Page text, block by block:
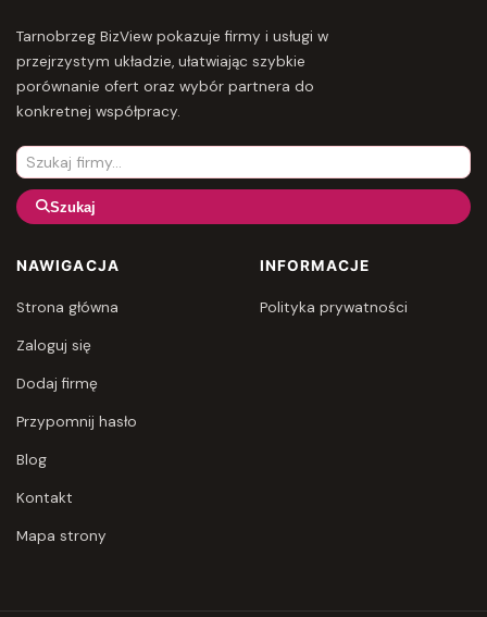
Tarnobrzeg BizView pokazuje firmy i usługi w
przejrzystym układzie, ułatwiając szybkie
porównanie ofert oraz wybór partnera do
konkretnej współpracy.
Szukaj
NAWIGACJA
Strona główna
Zaloguj się
Dodaj firmę
Przypomnij hasło
Blog
Kontakt
Mapa strony
INFORMACJE
Polityka prywatności